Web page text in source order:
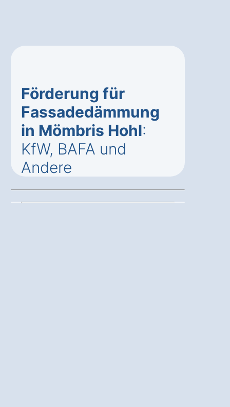
Förderung für
Fassadedämmung
in Mömbris Hohl:
KfW, BAFA und
Andere